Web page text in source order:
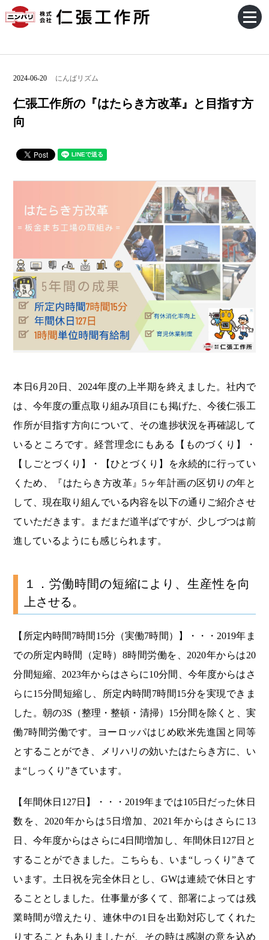
2024-06-20 にんばリズム
仁張工作所の『はたらき方改革』と目指す方
向
本日6月20日、2024年度の上半期を終えました。社内で
は、今年度の重点取り組み項目にも掲げた、今後仁張工
作所が目指す方向について、その進捗状況を再確認して
いるところです。経営理念にもある【ものづくり】・
【しごとづくり】・【ひとづくり】を永続的に行ってい
くため、『はたらき方改革』5ヶ年計画の区切りの年と
して、現在取り組んでいる内容を以下の通りご紹介させ
ていただきます。まだまだ道半ばですが、少しづつは前
進しているようにも感じられます。
１．労働時間の短縮により、生産性を向
上させる。
【所定内時間7時間15分（実働7時間）】・・・2019年ま
での所定内時間（定時）8時間労働を、2020年からは20
分間短縮、2023年からはさらに10分間、今年度からはさ
らに15分間短縮し、所定内時間7時間15分を実現できま
した。朝の3S（整理・整頓・清掃）15分間を除くと、実
働7時間労働です。ヨーロッパはじめ欧米先進国と同等
とすることができ、メリハリの効いたはたらき方に、い
ま“しっくり”きています。
【年間休日127日】・・・2019年までは105日だった休日
数を、2020年からは5日増加、2021年からはさらに13
日、今年度からはさらに4日間増加し、年間休日127日と
することができました。こちらも、いま“しっくり”きて
います。土日祝を完全休日とし、GWは連続で休日とす
ることとしました。仕事量が多くて、部署によっては残
業時間が増えたり、連休中の1日を出勤対応してくれた
りすることもありましたが、その時は感謝の意を込め